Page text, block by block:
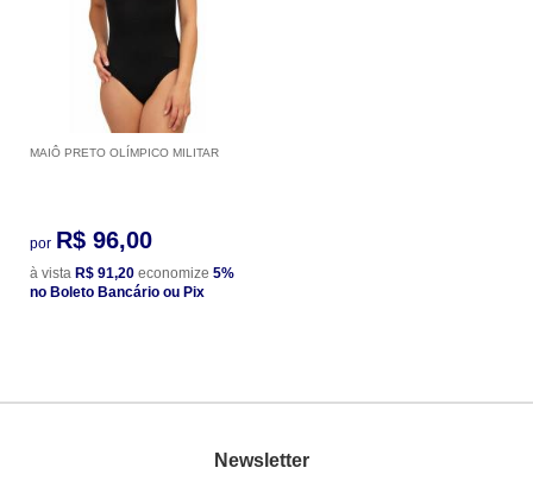
MAIÔ PRETO OLÍMPICO MILITAR
por R$ 96,00
à vista R$ 91,20 economize 5%
no Boleto Bancário ou Pix
Newsletter